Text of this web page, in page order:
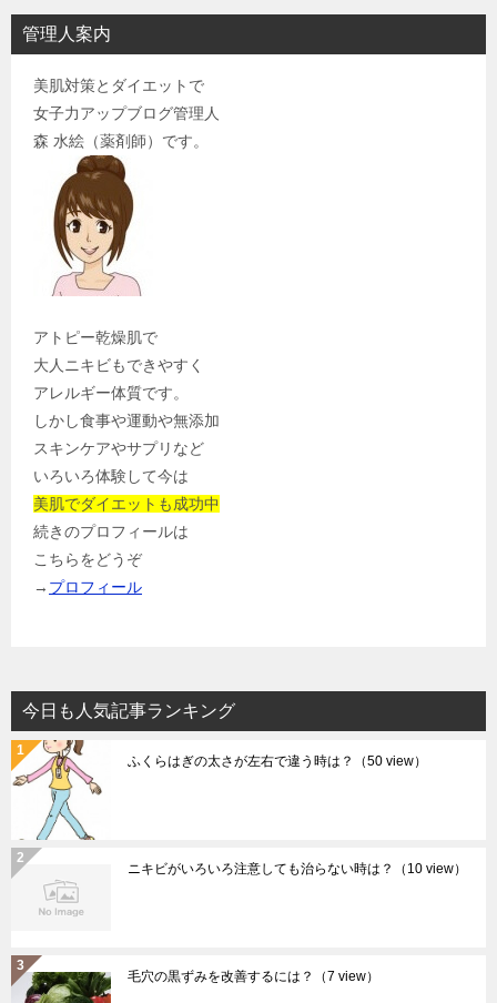
管理人案内
美肌対策とダイエットで
女子力アップブログ管理人
森 水絵（薬剤師）です。
アトピー乾燥肌で
大人ニキビもできやすく
アレルギー体質です。
しかし食事や運動や無添加
スキンケアやサプリなど
いろいろ体験して今は
美肌でダイエットも成功中
続きのプロフィールは
こちらをどうぞ
→ プロフィール
今日も人気記事ランキング
ふくらはぎの太さが左右で違う時は？ （50 view）
ニキビがいろいろ注意しても治らない時は？ （10 view）
毛穴の黒ずみを改善するには？ （7 view）